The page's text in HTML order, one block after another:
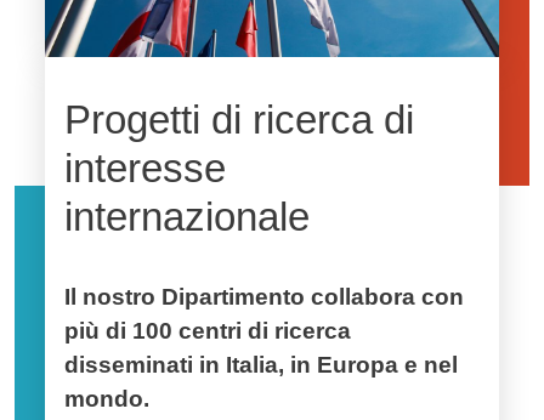
Progetti di ricerca di
interesse
internazionale
Il nostro Dipartimento collabora con
più di 100 centri di ricerca
disseminati in Italia, in Europa e nel
mondo.